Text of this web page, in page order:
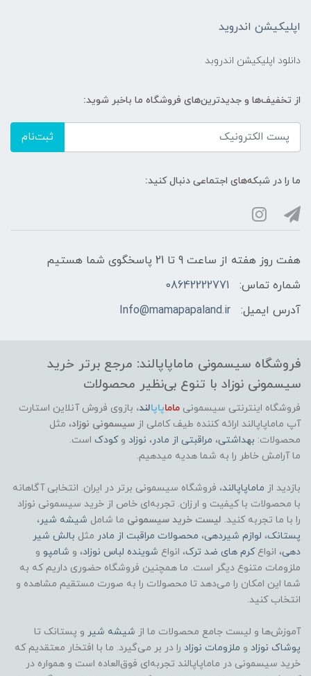
اپلیکیشن اندروید
دانلود اپلیکیشن اندروبد
از تخفیف‌ها و جدیدترین‌های فروشگاه ما باخبر شوید:
ثبت‌نام
ما را در شبکه‌های اجتماعی دنبال کنید:
هفت روز هفته از ساعت 9 تا 21 پاسخگوی شما هستیم
شماره تماس:
08642222771
آدرس ایمیل:
Info@mamapapaland.ir
فروشگاه سیسمونی ماماپاپالند: مرجع برتر خرید
سیسمونی نوزاد با تنوع بی‌نظیر محصولات
فروشگاه اینترنتی سیسمونی ماماپاپالند، بازوی فروش آنلاین استارت
آپ ماماپاپالند ارائه کننده طیف کاملی از سیسمونی نوزاد، مثل
محصولات: بهداشتی، مراقبتی از مادر، نوزاد وکودک است.
ما آرامش خاطر را به شما هدیه میدهیم.
بازدید از ماماپاپالند، فروشگاه سیسمونی برتر در ایران. انتخابی آگاهانه
با محصولات با کیفیت و ارزان. تجربه‌ای خاص از خرید سیسمونی نوزاد
را با ما تجربه کنید. لیست خرید سیسمونی ما شامل شیشه شیر،
پستانک، لوازم شیردهی، محصولات مراقبت از مادر مثل بالش شیر
دهی، انواعکرم های ضد ترک، انواع شوینده لباس نوزاد، و شامپو و
ملزومات متنوع دیگر است. ما همچنین فروشگاه حضوری داریم که به
شما این امکان را می‌دهد تا محصولات را به صورت مستقیم مشاهده و
انتخاب کنید.
آموزش‌ها و لیست جامع محصولات ما از شیشه شیر و پستانک تا
پوشاک نوزاد و ملزومات نوزاد را در بر می‌گیرد. ما با افتخار معتقدیم که
خرید سیسمونی در ماماپاپالند تجربه‌ای فوق‌العاده است و همواره در